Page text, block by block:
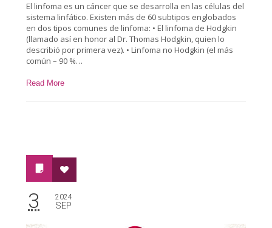
El linfoma es un cáncer que se desarrolla en las células del
sistema linfático. Existen más de 60 subtipos englobados
en dos tipos comunes de linfoma: • El linfoma de Hodgkin
(llamado así en honor al Dr. Thomas Hodgkin, quien lo
describió por primera vez). • Linfoma no Hodgkin (el más
común – 90 %…
Read More
3 2024
SEP